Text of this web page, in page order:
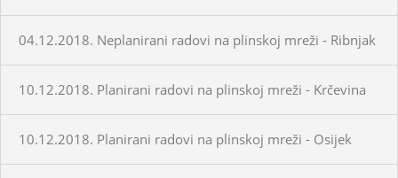
04.12.2018. Neplanirani radovi na plinskoj mreži - Ribnjak
10.12.2018. Planirani radovi na plinskoj mreži - Krčevina
10.12.2018. Planirani radovi na plinskoj mreži - Osijek